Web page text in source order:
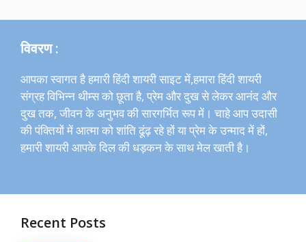
विवरण :
आपका स्वागत है हमारी हिंदी शायरी साइट में,हमारा हिंदी शायरी
संग्रह विभिन्न थीम्स को छूता है, प्रेम और दुख से लेकर आनंद और
दुख तक, जीवन के अनुभव की सारगर्भित रूप में। चाहे आप उदासी
की पंक्तियों में आत्मा को शांति ढूंढ़ रहे हों या प्रेम के उन्माद में हों,
हमारी शायरी आपके दिल की धड़कन के साथ मेल खाती है।
Recent Posts